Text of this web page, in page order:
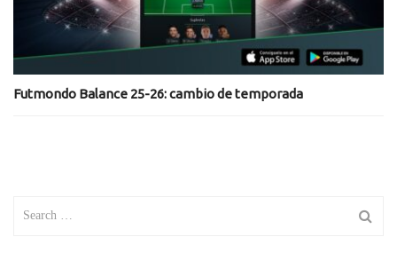
Futmondo Balance 25-26: cambio de temporada